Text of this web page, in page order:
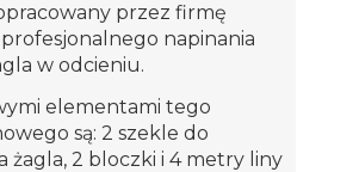
przez firmę
napinania
w odcieniu.
elementami tego
są: 2 szekle do
żagla, 2 bloczki i 4 metry liny